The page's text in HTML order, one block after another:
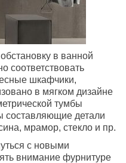
в ванной
соответствовать
шкафчики,
в мягком дизайне
тумбы
составляющие детали
мрамор, стекло и пр.
с новыми
внимание фурнитуре